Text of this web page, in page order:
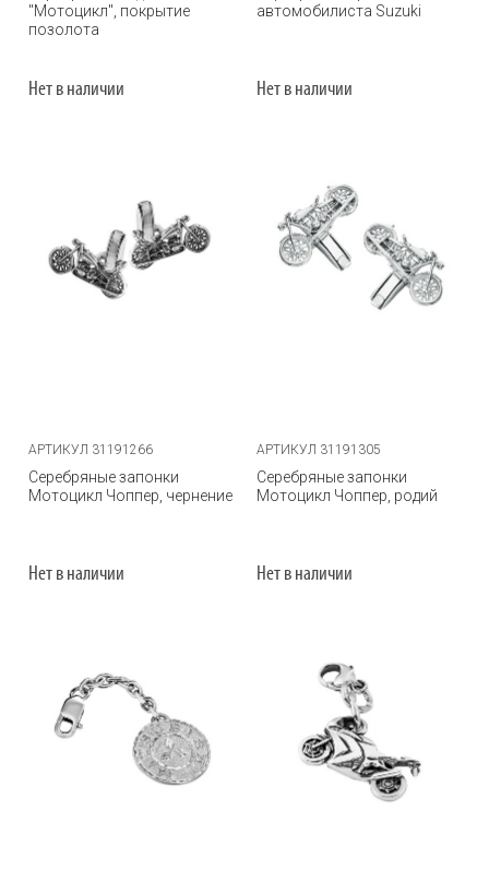
"Мотоцикл", покрытие
позолота
Нет в наличии
автомобилиста Suzuki
Нет в наличии
АРТИКУЛ 31191266
Серебряные запонки
Мотоцикл Чоппер, чернение
Нет в наличии
АРТИКУЛ 31191305
Серебряные запонки
Мотоцикл Чоппер, родий
Нет в наличии